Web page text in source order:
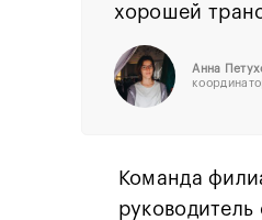
хорошей
Анна
Команда